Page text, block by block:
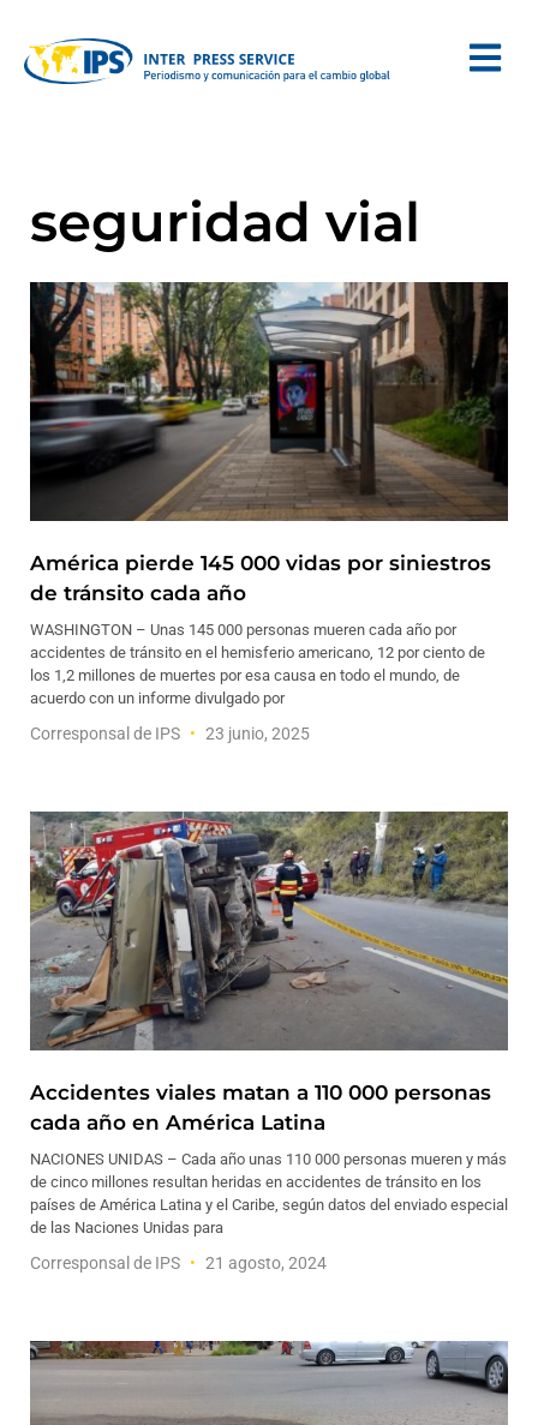
seguridad vial
América pierde 145 000 vidas por siniestros
de tránsito cada año
WASHINGTON – Unas 145 000 personas mueren cada año por
accidentes de tránsito en el hemisferio americano, 12 por ciento de
los 1,2 millones de muertes por esa causa en todo el mundo, de
acuerdo con un informe divulgado por
Corresponsal de IPS 23 junio, 2025
Accidentes viales matan a 110 000 personas
cada año en América Latina
NACIONES UNIDAS – Cada año unas 110 000 personas mueren y más
de cinco millones resultan heridas en accidentes de tránsito en los
países de América Latina y el Caribe, según datos del enviado especial
de las Naciones Unidas para
Corresponsal de IPS 21 agosto, 2024